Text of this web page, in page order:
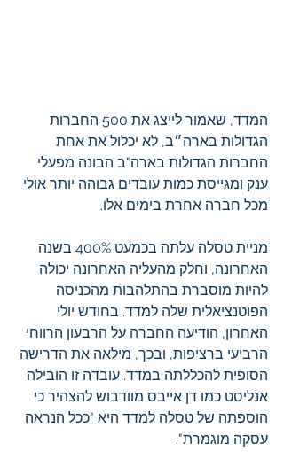
המדד, שאמור לייצג את 500 החברות
הגדולות בארה״ב, לא יכלול את אחת
החברות הגדולות בארה"ב הבונה מפעלי
ענק ומגייסת כמות עובדים גבוהה יותר אולי
מכל חברה אחרת בימים אלו.
מניית טסלה עלתה בכמעט 400% בשנה
האחרונה, וחלק מהעליה האחרונה יכולה
להיות מוסברת בהתלהבות מהכניסה
הפוטנציאלית שלה למדד. בחודש יולי
האחרון, הודיעה החברה על הרבעון הרווחי
הרביעי ברציפות, ובכך, מילאה את הדרישה
הסופית להכללתה במדד. עובדה זו הובילה
אנליסט כמו דן אייבס מוודבוש להצהיר כי
הוספתה של טסלה למדד היא "ככל הנראה
עסקה מוגמרת".